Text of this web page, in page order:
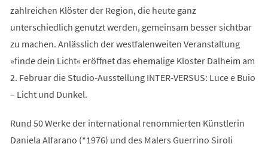
zahlreichen Klöster der Region, die heute ganz
unterschiedlich genutzt werden, gemeinsam besser sichtbar
zu machen. Anlässlich der westfalenweiten Veranstaltung
»finde dein Licht« eröffnet das ehemalige Kloster Dalheim am
2. Februar die Studio-Ausstellung INTER-VERSUS: Luce e Buio
– Licht und Dunkel.
Rund 50 Werke der international renommierten Künstlerin
Daniela Alfarano (*1976) und des Malers Guerrino Siroli